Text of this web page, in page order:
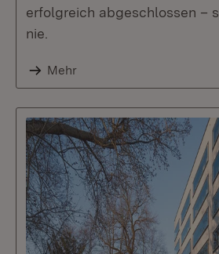
erfolgreich abgeschlossen –
nie.
Mehr